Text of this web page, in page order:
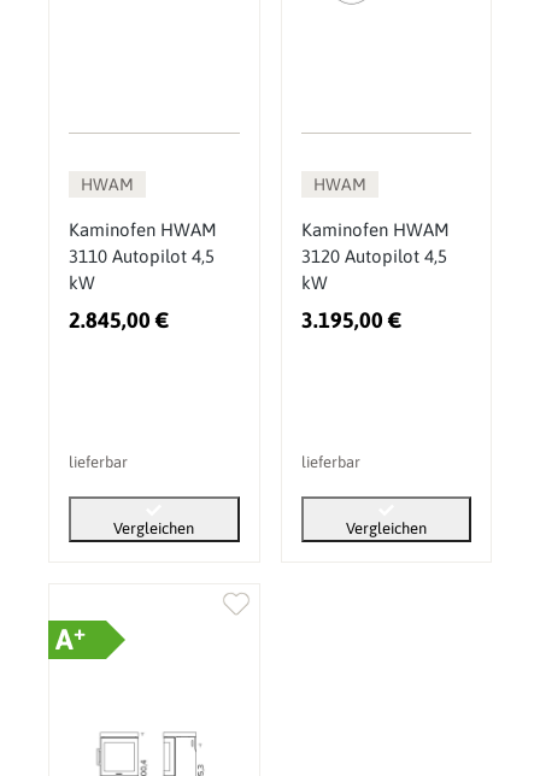
HWAM
Kaminofen HWAM
3110 Autopilot 4,5
kW
2.845,00 €
lieferbar
Vergleichen
HWAM
Kaminofen HWAM
3120 Autopilot 4,5
kW
3.195,00 €
lieferbar
Vergleichen
A+